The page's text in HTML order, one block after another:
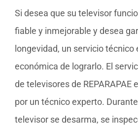
Si desea que su televisor
fiable y inmejorable y desea
longevidad, un servicio técnico
económica de lograrlo. El
de televisores de REPARAPAE
por un técnico experto.
televisor se desarma, se